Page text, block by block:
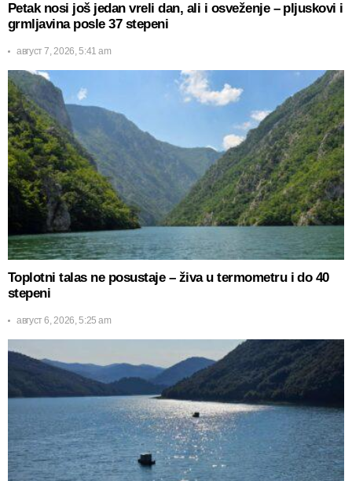
Petak nosi još jedan vreli dan, ali i osveženje – pljuskovi i
grmljavina posle 37 stepeni
август 7, 2026, 5:41 am
Toplotni talas ne posustaje – živa u termometru i do 40
stepeni
август 6, 2026, 5:25 am